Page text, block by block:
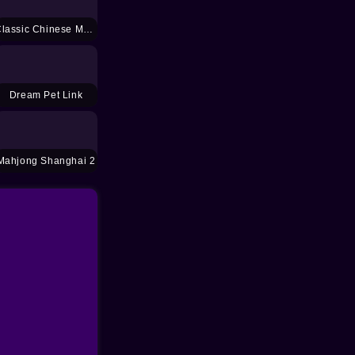
Classic Chinese Mahjong
Dream Pet Link
Shanghai 2